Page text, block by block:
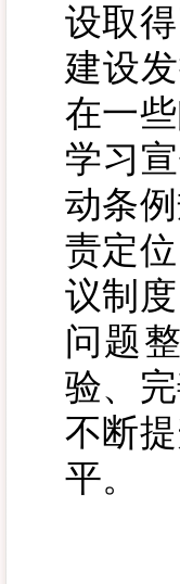
设取
建设
在一
学习
动条
责定
议制
问题
验、
不断
平。